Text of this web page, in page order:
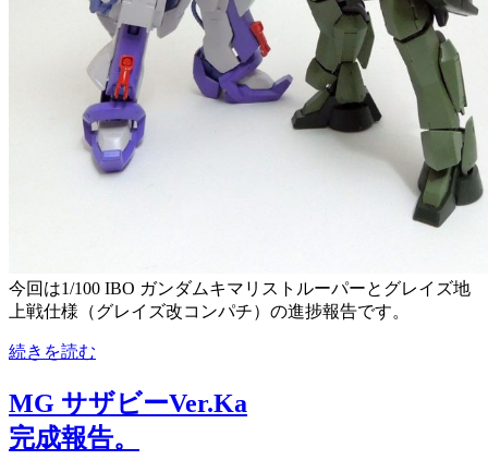
今回は1/100 IBO ガンダムキマリストルーパーとグレイズ地
上戦仕様（グレイズ改コンパチ）の進捗報告です。
続きを読む
MG サザビーVer.Ka
完成報告。